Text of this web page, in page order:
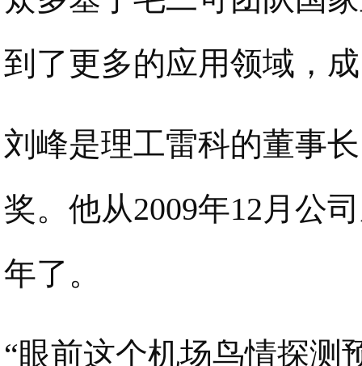
到了更多的应用领域，
刘峰是理工雷科的董事
奖。他从2009年12月公
年了。
“眼前这个机场鸟情探测